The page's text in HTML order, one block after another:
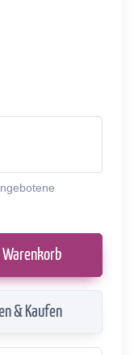
Warenkorb
& Kaufen